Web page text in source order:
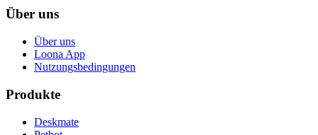
Über uns
Über uns
Loona App
Nutzungsbedingungen
Produkte
Deskmate